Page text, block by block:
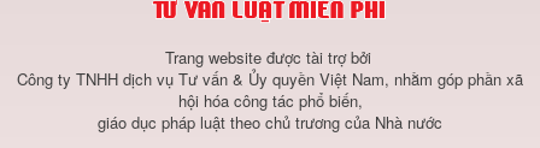
Trang website được tài trợ bởi
Công ty TNHH dịch vụ Tư vấn & Ủy quyền Việt Nam, nhằm góp phần xã
hội hóa công tác phổ biến,
giáo dục pháp luật theo chủ trương của Nhà nước